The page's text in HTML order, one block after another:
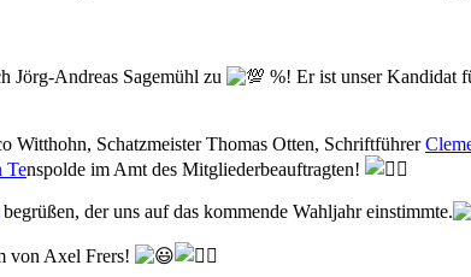
Jörg-Andreas Sagemühl zu
%! Er ist unser Kandidat
Witthohn, Schatzmeister Thomas Otten, Schriftführer
Tenspolde im Amt des Mitgliederbeauftragten!
begrüßen, der uns auf das kommende Wahljahr einstimmte.
von Axel Frers!